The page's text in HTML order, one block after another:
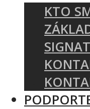
KTO